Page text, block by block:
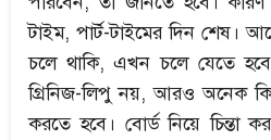
টাইম, পার্ট-টাইমের দিন শেষ।
চলে থাকি, এখন চলে যেতে
গ্রিনিজ-লিপু নয়, আরও অনেক
করতে হবে। বোর্ড নিয়ে চিন্তা